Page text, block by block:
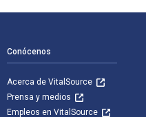
Conócenos
Acerca de VitalSource
Prensa y medios
Empleos en VitalSource